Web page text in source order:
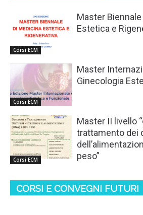
Corsi ECM
Master
Estetica e
Corsi ECM
Master
Ginecologia
Corsi ECM
Master II livello
trattamento dei
peso”
CORSI E CONVEGNI FUTURI